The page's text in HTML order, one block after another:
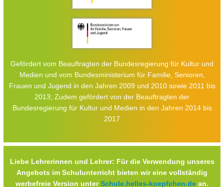
Gefördert vom Beauftragten der Bundesregierung für Kultur und
Medien und vom Bundesministerium für Familie, Senioren,
Frauen und Jugend in den Jahren 2009 und 2010 sowie 2011 bis
2013; Zudem gefördert von der Beauftragten der
Bundesregierung für Kultur und Medien in den Jahren 2014 bis
2017
Liebe Lehrerinnen und Lehrer: Für die Verwendung unseres
Angebots im Schulunterricht bieten wir eine vollständig
werbefreie Version unterSchule.helles-koepfchen.de an.